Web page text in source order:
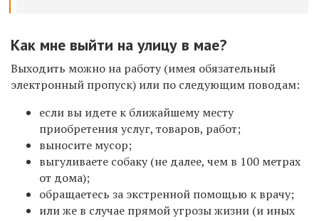
Как мне выйти на улицу в мае?
Выходить можно на работу (имея обязательный
электронный пропуск) или по следующим поводам:
если вы идете к ближайшему месту
приобретения услуг, товаров, работ;
выносите мусор;
выгуливаете собаку (не далее, чем в 100 метрах
от дома);
обращаетесь за экстренной помощью к врачу;
или же в случае прямой угрозы жизни (и иных